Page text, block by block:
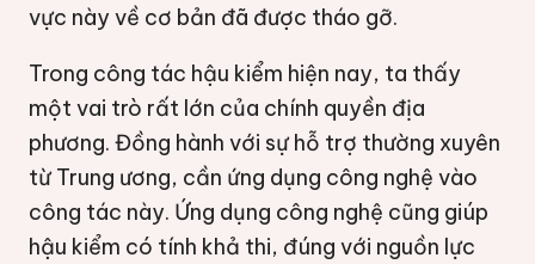
vực này về cơ bản đã được tháo gỡ.
Trong công tác hậu kiểm hiện nay, ta thấy
một vai trò rất lớn của chính quyền địa
phương. Đồng hành với sự hỗ trợ thường xuyên
từ Trung ương, cần ứng dụng công nghệ vào
công tác này. Ứng dụng công nghệ cũng giúp
hậu kiểm có tính khả thi, đúng với nguồn lực